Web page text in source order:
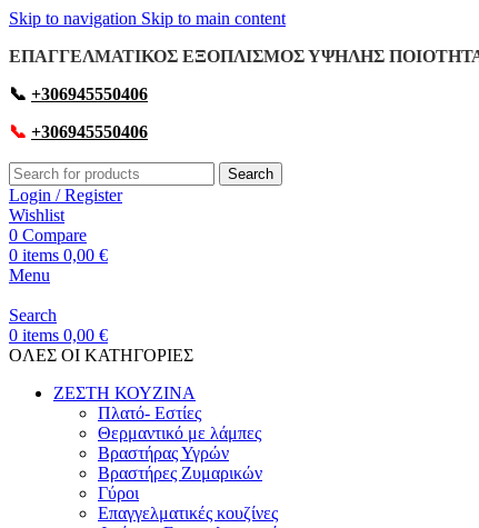
Skip to navigation Skip to main content
ΕΠΑΓΓΕΛΜΑΤΙΚΟΣ ΕΞΟΠΛΙΣΜΟΣ ΥΨΗΛΗΣ
📞 +306945550406
📞 +306945550406
Search
Login / Register
Wishlist
0 Compare
0 items 0,00 €
Menu
Search
0 items 0,00 €
OΛΕΣ ΟΙ ΚΑΤΗΓΟΡΙΕΣ
ΖΕΣΤΗ ΚΟΥΖΙΝΑ
Πλατό- Εστίες
Θερμαντικό με λάμπες
Βραστήρας Υγρών
Βραστήρες Ζυμαρικών
Γύροι
Επαγγελματικές κουζίνες